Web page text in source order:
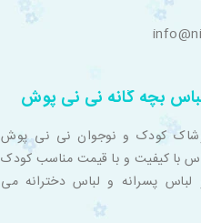
لباس بچه گانه نی نی پوش
پوشاک کودک و نوجوان نی نی پوش
با کیفیت و با قیمت مناسب کودک
پسرانه و لباس دخترانه می